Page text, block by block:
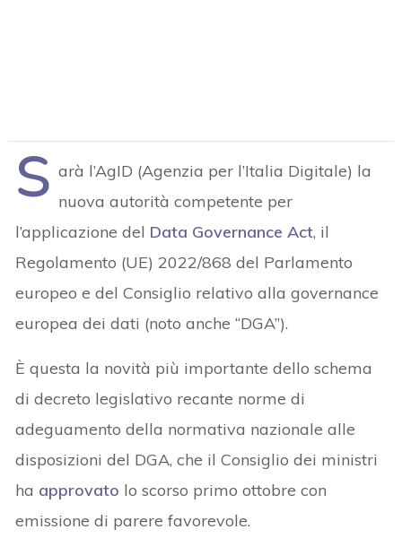
S arà l’AgID (Agenzia per l’Italia Digitale) la
nuova autorità competente per
l’applicazione del Data Governance Act, il
Regolamento (UE) 2022/868 del Parlamento
europeo e del Consiglio relativo alla governance
europea dei dati (noto anche “DGA”).
È questa la novità più importante dello schema
di decreto legislativo recante norme di
adeguamento della normativa nazionale alle
disposizioni del DGA, che il Consiglio dei ministri
ha approvato lo scorso primo ottobre con
emissione di parere favorevole.